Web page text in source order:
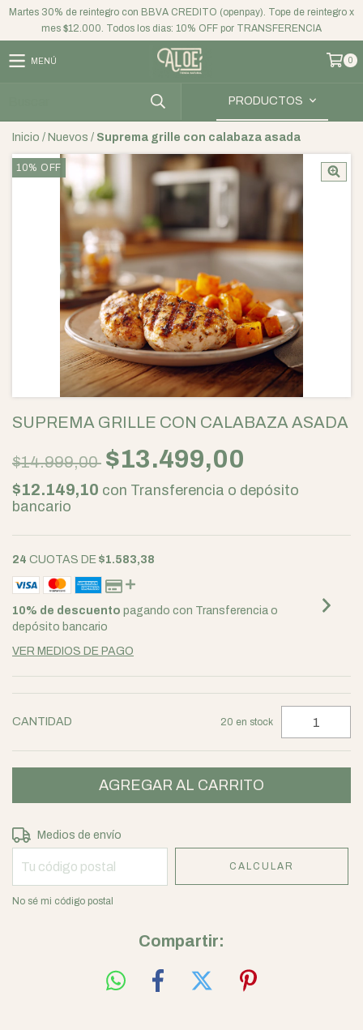
Martes 30% de reintegro con BBVA CREDITO (openpay). Tope de reintegro x
mes $12.000. Todos los dias: 10% OFF por TRANSFERENCIA
MENÚ 0
PRODUCTOS
Inicio / Nuevos / Suprema grille con calabaza asada
10% OFF
SUPREMA GRILLE CON CALABAZA ASADA
$14.999,00 $13.499,00
$12.149,10 con Transferencia o depósito
bancario
24 CUOTAS DE $1.583,38
10% de descuento pagando con Transferencia o
depósito bancario
VER MEDIOS DE PAGO
CANTIDAD 20 en stock
Entregas para el CP:
Medios de envío
CALCULAR
No sé mi código postal
Compartir: